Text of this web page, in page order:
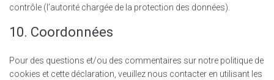
contrôle (l’autorité chargée de la protection des données).
10. Coordonnées
Pour des questions et/ou des commentaires sur notre politique de
cookies et cette déclaration, veuillez nous contacter en utilisant les